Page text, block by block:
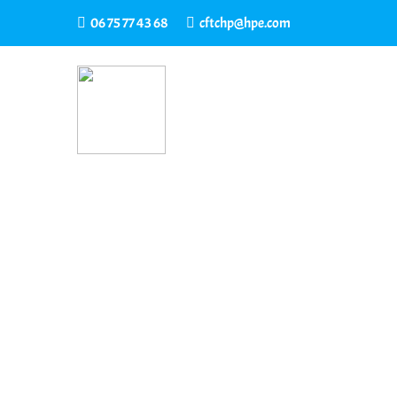
06 75 77 43 68 cftchp@hpe.com